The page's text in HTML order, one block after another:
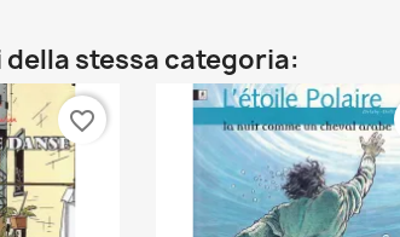
stessa categoria:
favorite_border